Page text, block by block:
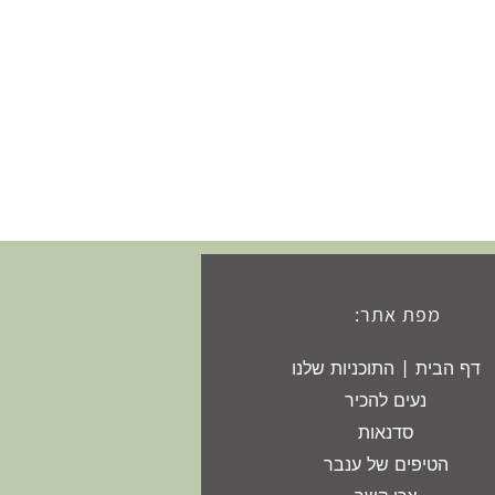
מפת אתר:
דף הבית | התוכניות שלנו
נעים להכיר
סדנאות
הטיפים של ענבר